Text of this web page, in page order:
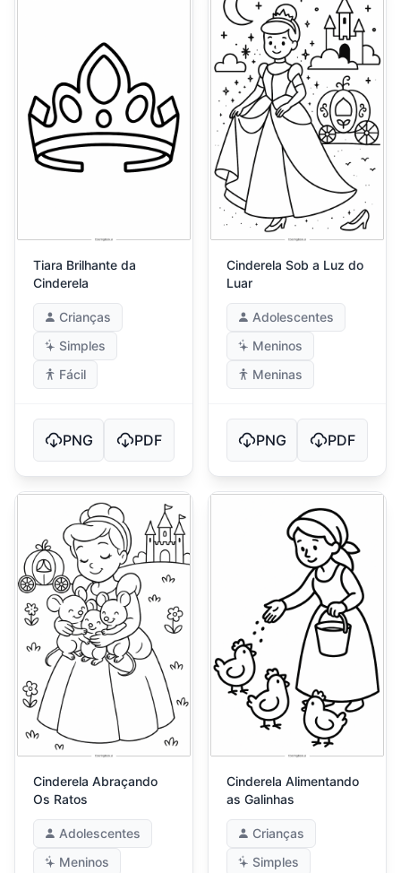
Tiara Brilhante da
Cinderela
Crianças
Simples
Fácil
PNG PDF
Cinderela Sob a Luz do
Luar
Adolescentes
Meninos
Meninas
PNG PDF
Cinderela Abraçando
Os Ratos
Adolescentes
Meninos
Cinderela Alimentando
as Galinhas
Crianças
Simples